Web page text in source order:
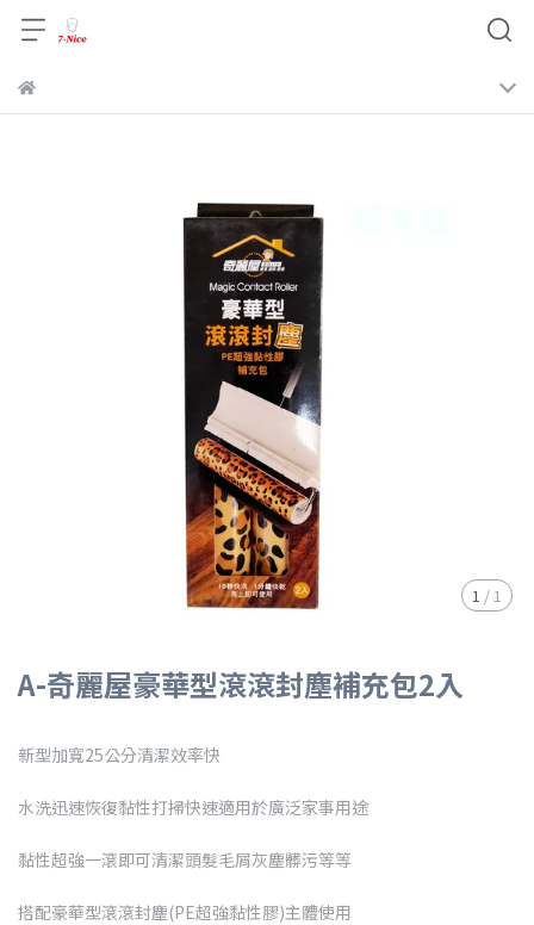
不另行通知。
1 / 1
A-奇麗屋豪華型滾滾封塵補充包2入
新型加寬25公分清潔效率快
水洗迅速恢復黏性打掃快速適用於廣泛家事用途
黏性超強一滾即可清潔頭髮毛屑灰塵髒污等等
搭配豪華型滾滾封塵(PE超強黏性膠)主體使用